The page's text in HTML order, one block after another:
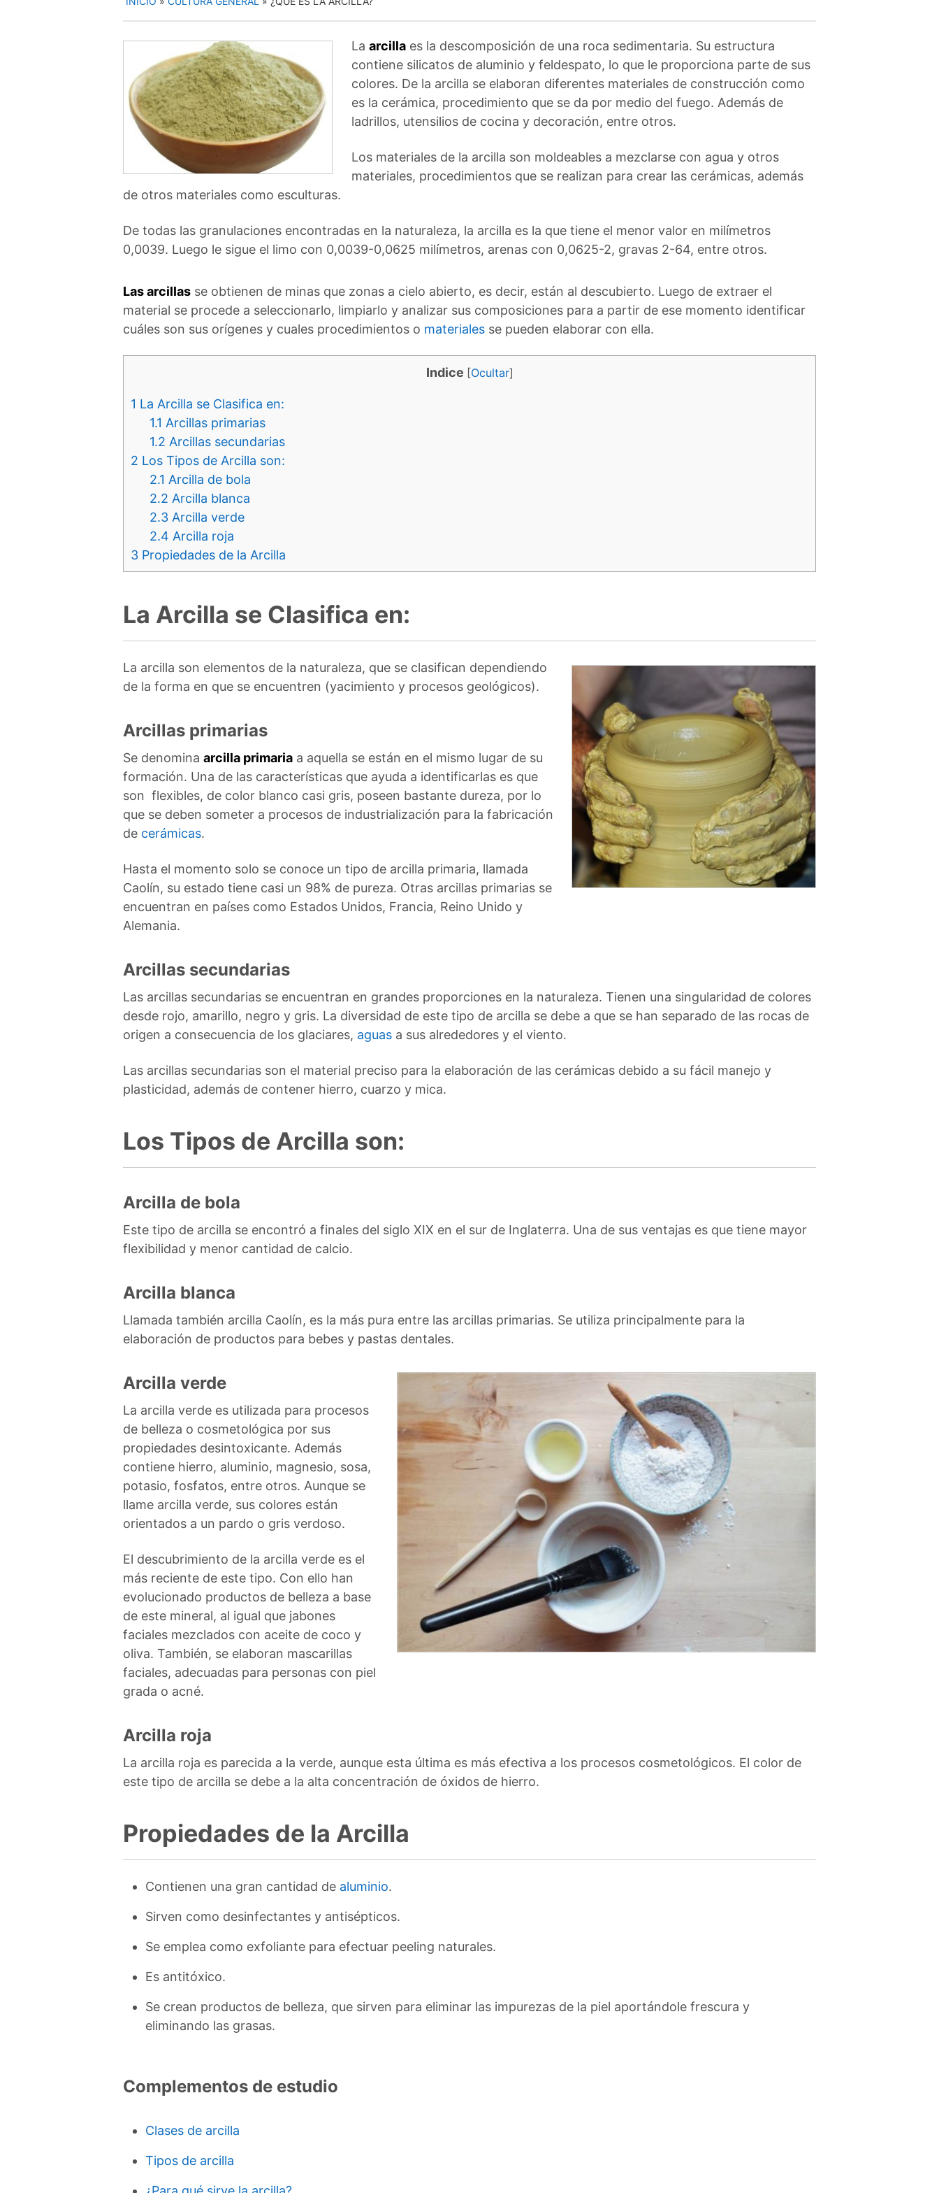
La arcilla es la descomposición de una roca sedimentaria. Su estructura
contiene silicatos de aluminio y feldespato, lo que le proporciona parte de sus
colores. De la arcilla se elaboran diferentes materiales de construcción como
es la cerámica, procedimiento que se da por medio del fuego. Además de
ladrillos, utensilios de cocina y decoración, entre otros.
Los materiales de la arcilla son moldeables a mezclarse con agua y otros
materiales, procedimientos que se realizan para crear las cerámicas, además
de otros materiales como esculturas.
De todas las granulaciones encontradas en la naturaleza, la arcilla es la que tiene el menor valor en milímetros
0,0039. Luego le sigue el limo con 0,0039-0,0625 milímetros, arenas con 0,0625-2, gravas 2-64, entre otros.
Las arcillas se obtienen de minas que zonas a cielo abierto, es decir, están al descubierto. Luego de extraer el
material se procede a seleccionarlo, limpiarlo y analizar sus composiciones para a partir de ese momento identificar
cuáles son sus orígenes y cuales procedimientos o materiales se pueden elaborar con ella.
Indice [Ocultar]
1 La Arcilla se Clasifica en:
1.1 Arcillas primarias
1.2 Arcillas secundarias
2 Los Tipos de Arcilla son:
2.1 Arcilla de bola
2.2 Arcilla blanca
2.3 Arcilla verde
2.4 Arcilla roja
3 Propiedades de la Arcilla
La Arcilla se Clasifica en:
La arcilla son elementos de la naturaleza, que se clasifican dependiendo
de la forma en que se encuentren (yacimiento y procesos geológicos).
Arcillas primarias
Se denomina arcilla primaria a aquella se están en el mismo lugar de su
formación. Una de las características que ayuda a identificarlas es que
son flexibles, de color blanco casi gris, poseen bastante dureza, por lo
que se deben someter a procesos de industrialización para la fabricación
de cerámicas.
Hasta el momento solo se conoce un tipo de arcilla primaria, llamada
Caolín, su estado tiene casi un 98% de pureza. Otras arcillas primarias se
encuentran en países como Estados Unidos, Francia, Reino Unido y
Alemania.
Arcillas secundarias
Las arcillas secundarias se encuentran en grandes proporciones en la naturaleza. Tienen una singularidad de colores
desde rojo, amarillo, negro y gris. La diversidad de este tipo de arcilla se debe a que se han separado de las rocas de
origen a consecuencia de los glaciares, aguas a sus alrededores y el viento.
Las arcillas secundarias son el material preciso para la elaboración de las cerámicas debido a su fácil manejo y
plasticidad, además de contener hierro, cuarzo y mica.
Los Tipos de Arcilla son:
Arcilla de bola
Este tipo de arcilla se encontró a finales del siglo XIX en el sur de Inglaterra. Una de sus ventajas es que tiene mayor
flexibilidad y menor cantidad de calcio.
Arcilla blanca
Llamada también arcilla Caolín, es la más pura entre las arcillas primarias. Se utiliza principalmente para la
elaboración de productos para bebes y pastas dentales.
Arcilla verde
La arcilla verde es utilizada para procesos
de belleza o cosmetológica por sus
propiedades desintoxicante. Además
contiene hierro, aluminio, magnesio, sosa,
potasio, fosfatos, entre otros. Aunque se
llame arcilla verde, sus colores están
orientados a un pardo o gris verdoso.
El descubrimiento de la arcilla verde es el
más reciente de este tipo. Con ello han
evolucionado productos de belleza a base
de este mineral, al igual que jabones
faciales mezclados con aceite de coco y
oliva. También, se elaboran mascarillas
faciales, adecuadas para personas con piel
grada o acné.
Arcilla roja
La arcilla roja es parecida a la verde, aunque esta última es más efectiva a los procesos cosmetológicos. El color de
este tipo de arcilla se debe a la alta concentración de óxidos de hierro.
Propiedades de la Arcilla
Contienen una gran cantidad de aluminio.
Sirven como desinfectantes y antisépticos.
Se emplea como exfoliante para efectuar peeling naturales.
Es antitóxico.
Se crean productos de belleza, que sirven para eliminar las impurezas de la piel aportándole frescura y
eliminando las grasas.
Complementos de estudio
Clases de arcilla
Tipos de arcilla